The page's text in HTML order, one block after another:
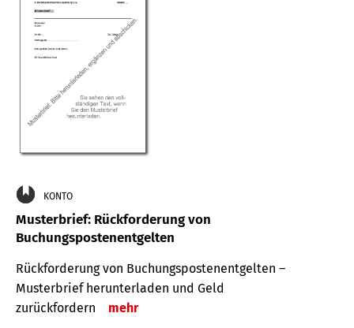
KONTO
Musterbrief: Rückforderung von
Buchungspostenentgelten
Rückforderung von Buchungspostenentgelten –
Musterbrief herunterladen und Geld
zurückfordern
mehr